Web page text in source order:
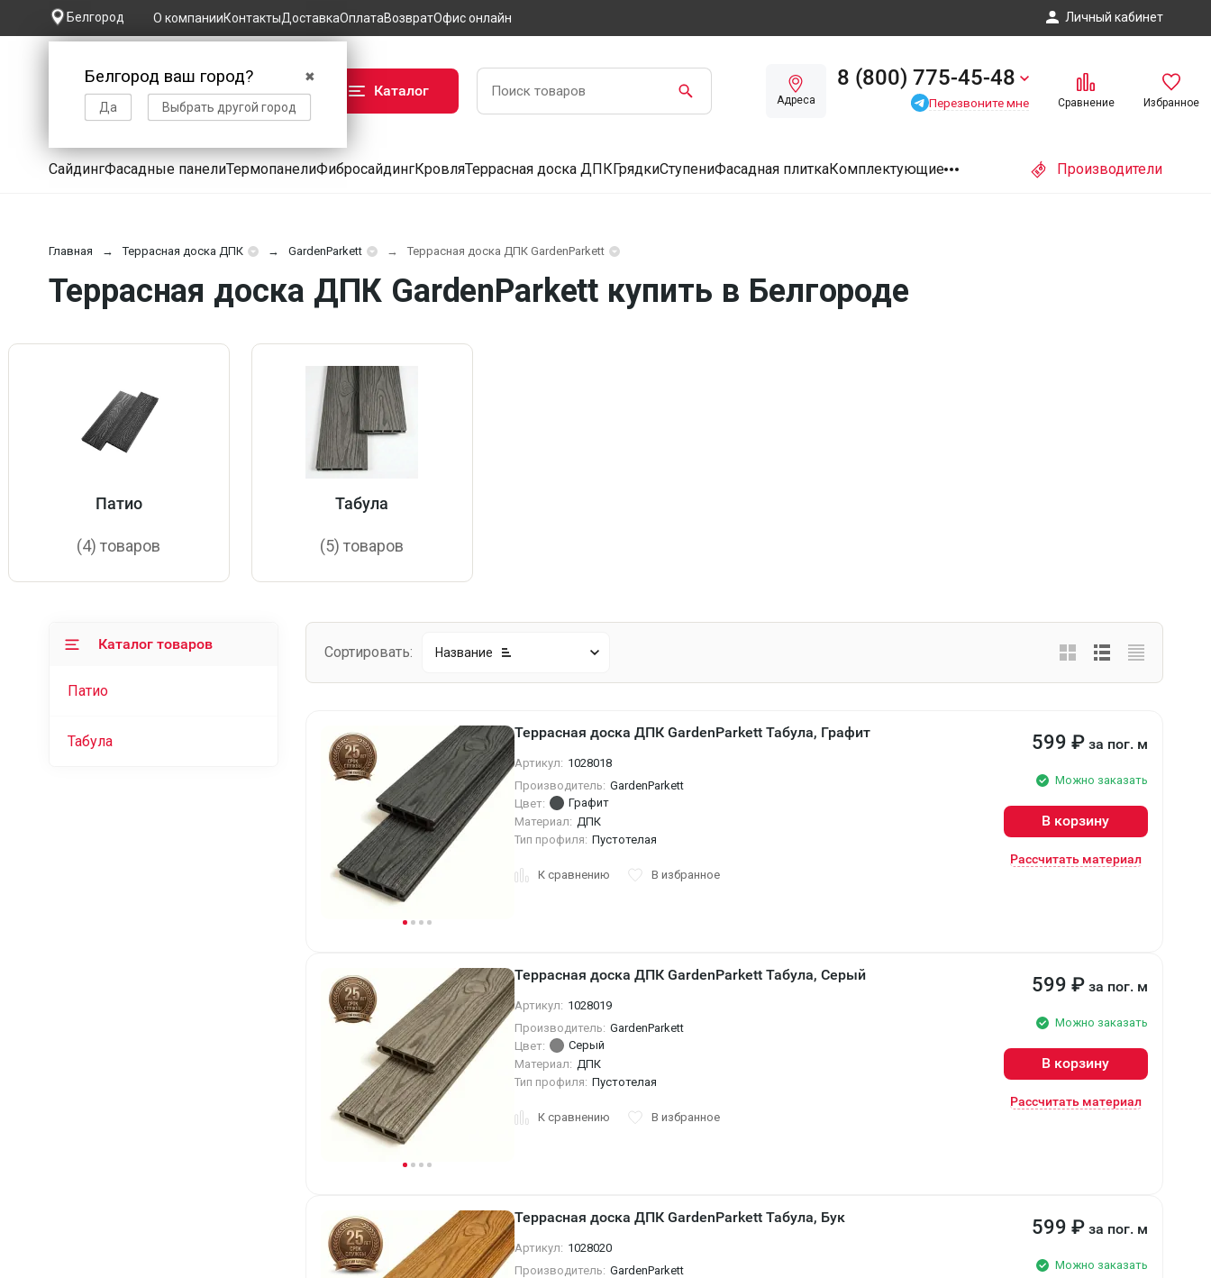
Белгород
✖
Белгород ваш город?
Да Выбрать другой город
О компанииКонтактыДоставкаОплатаВозвратОфис онлайн Личный кабинет
Каталог
Адреса
8 (800) 775-45-48
Перезвоните мне Сравнение Избранное
СайдингФасадные панелиТермопанелиФибросайдингКровляТеррасная доска ДПКГрядкиСтупениФасадная плиткаКомплектующие Производители
Главная Террасная доска ДПК GardenParkett Террасная доска ДПК GardenParkett
Террасная доска ДПК GardenParkett купить в Белгороде
Патио
(4) товаров
Табула
(5) товаров
Сортировать: Название
Террасная доска ДПК GardenParkett Табула, Графит
Артикул: 1028018
Производитель: GardenParkett
Цвет:
Графит
Материал: ДПК
Тип профиля: Пустотелая
К сравнению В избранное
599 ₽ за пог. м
Можно заказать
В корзину
Рассчитать материал
Террасная доска ДПК GardenParkett Табула, Серый
Артикул: 1028019
Производитель: GardenParkett
Цвет:
Серый
Материал: ДПК
Тип профиля: Пустотелая
К сравнению В избранное
599 ₽ за пог. м
Можно заказать
В корзину
Рассчитать материал
Террасная доска ДПК GardenParkett Табула, Бук
Артикул: 1028020
Производитель: GardenParkett
599 ₽ за пог. м
Можно заказать
Каталог товаров
Патио
Табула